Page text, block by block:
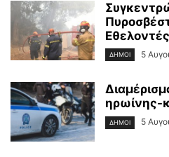
ΔΉΜΟΙ 5
ηρωίνης-
ΔΉΜΟΙ 5